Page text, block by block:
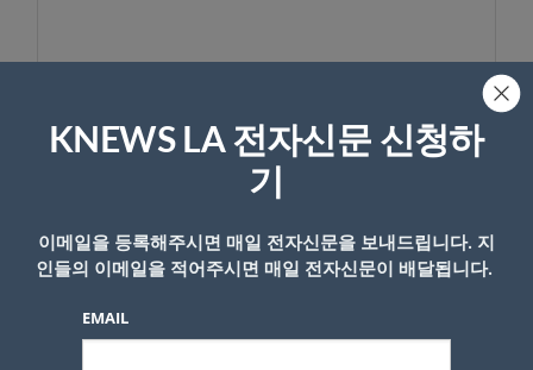
이름
KNEWS LA 전자신문 신청하
기
이메일을 등록해주시면 매일 전자신문을 보내드립니다. 지
인들의 이메일을 적어주시면 매일 전자신문이 배달됩니다.
EMAIL